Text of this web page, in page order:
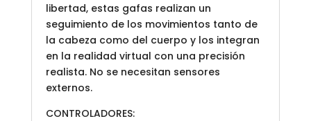
libertad, estas gafas realizan un
seguimiento de los movimientos tanto de
la cabeza como del cuerpo y los integran
en la realidad virtual con una precisión
realista. No se necesitan sensores
externos.
CONTROLADORES: